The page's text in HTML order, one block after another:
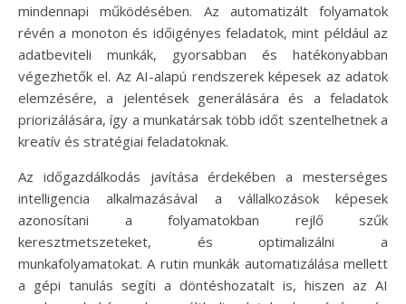
mindennapi működésében. Az automatizált folyamatok
révén a monoton és időigényes feladatok, mint például az
adatbeviteli munkák, gyorsabban és hatékonyabban
végezhetők el. Az AI-alapú rendszerek képesek az adatok
elemzésére, a jelentések generálására és a feladatok
priorizálására, így a munkatársak több időt szentelhetnek a
kreatív és stratégiai feladatoknak.
Az időgazdálkodás javítása érdekében a mesterséges
intelligencia alkalmazásával a vállalkozások képesek
azonosítani a folyamatokban rejlő szűk
keresztmetszeteket, és optimalizálni a
munkafolyamatokat. A rutin munkák automatizálása mellett
a gépi tanulás segíti a döntéshozatalt is, hiszen az AI